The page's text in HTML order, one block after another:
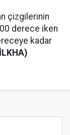
çizgilerinin
derece iken
kadar